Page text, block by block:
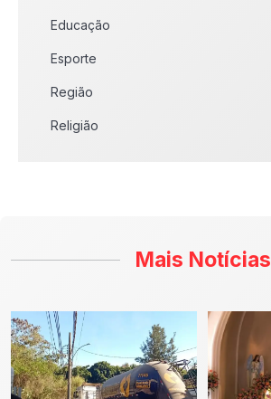
Educação
Esporte
Região
Religião
Mais Notícias